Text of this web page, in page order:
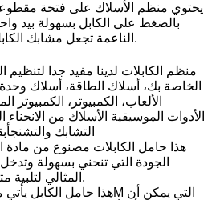
يحتوي منظم الأسلاك على فتحة
بالضغط على الكابل بسهولة بيد
الناعمة تجعل مشابك الكابل الأسود أكثر دقة وجمالا.
الألعاب، الكمبيوتر، الكمبيوتر
التشابك
الجودة التي تنحني بسهولة
المثالي لتلبية متطلبات الاستخدام اليومي.